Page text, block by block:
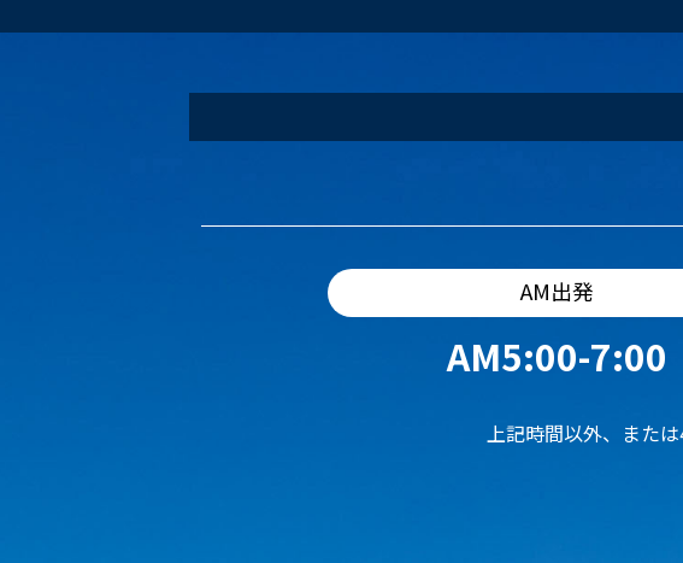
AM出発
AM5:00-7:00
上記時間以外、また